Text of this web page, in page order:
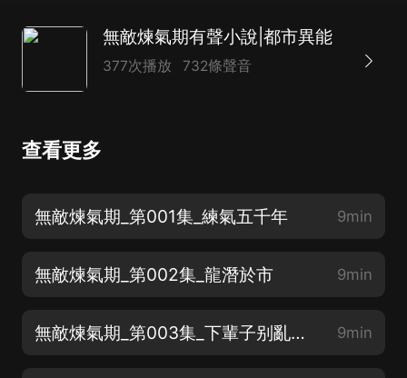
無敵煉氣期有聲小說|都市異能
377次播放 732條聲音
查看更多
無敵煉氣期_第001集_練氣五千年 9min
無敵煉氣期_第002集_龍潛於市 9min
無敵煉氣期_第003集_下輩子别亂開槍 9min